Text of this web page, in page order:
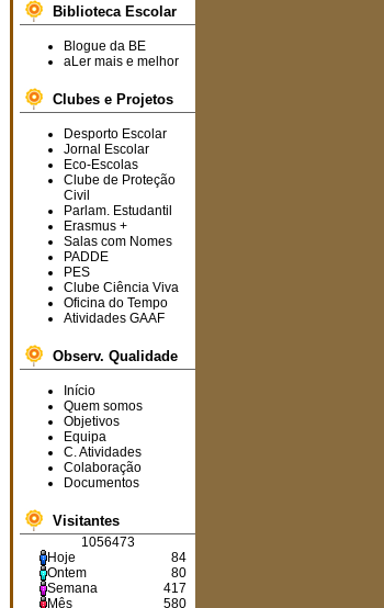
Informa-se toda a
comunidade escolar que já
se encontram disponíveis
as ementas semanais para
mês de setembro de
2025
Consulte a ementaAQUI!
Informam-se os
interessados que estão a
decorrer,naplataforma
SIGRHE,os
procedimentos concursais
para a ocupação de cinco
horários.
Avisa-se toda a
comunidade educativa que
o Agrupamento terá todos
os seus serviços
encerrados de 19 a 23 de
agosto de 2024.
O6.º Bfoi a turma
vencedora deste ano
letivo no projeto "
Vamos
Dar o Nosso Melhor
"!
Parabénsaos
Biblioteca Escolar
Blogue da BE
aLer mais e melhor
Clubes e Projetos
Desporto Escolar
Jornal Escolar
Eco-Escolas
Clube de Proteção
Civil
Parlam. Estudantil
Erasmus +
Salas com Nomes
PADDE
PES
Clube Ciência Viva
Oficina do Tempo
Atividades GAAF
Observ. Qualidade
Início
Quem somos
Objetivos
Equipa
C. Atividades
Colaboração
Documentos
Visitantes
1056473
Hoje
84
Ontem
80
Semana
417
Mês
580